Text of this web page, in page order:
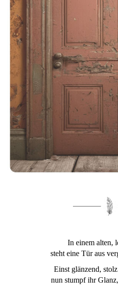
In einem alten,
steht eine Tür aus
Einst glänzend,
nun stumpf ihr